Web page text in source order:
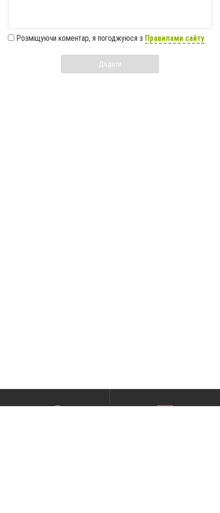
Розміщуючи коментар, я погоджуюся з Правилами сайту
Додати